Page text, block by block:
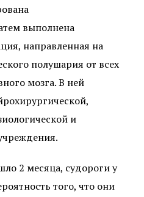
выполнена
направленная на
полушария от всех
мозга. В ней
и
2 месяца, судороги у
того, что они